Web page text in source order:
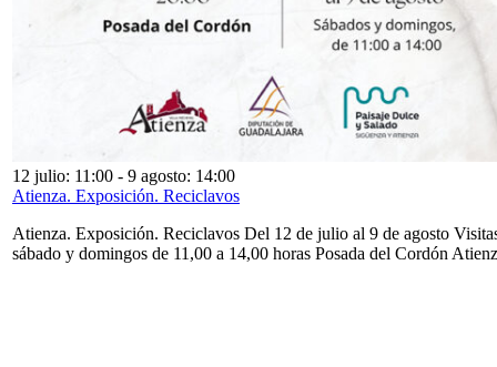
12 julio: 11:00 - 9 agosto: 14:00
Atienza. Exposición. Reciclavos
Atienza. Exposición. Reciclavos Del 12 de julio al 9 de agosto
sábado y domingos de 11,00 a 14,00 horas Posada del Cordón